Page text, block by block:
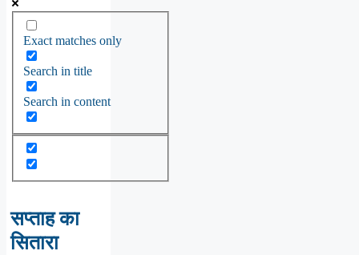
Exact matches only
Search in title
Search in content
सप्ताह का
सितारा